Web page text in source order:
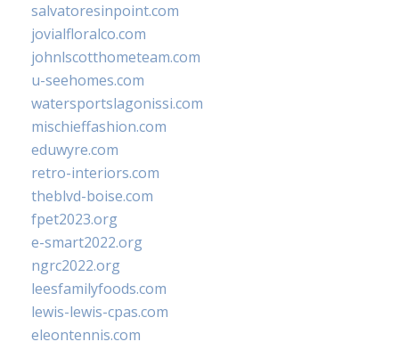
salvatoresinpoint.com
jovialfloralco.com
johnlscotthometeam.com
u-seehomes.com
watersportslagonissi.com
mischieffashion.com
eduwyre.com
retro-interiors.com
theblvd-boise.com
fpet2023.org
e-smart2022.org
ngrc2022.org
leesfamilyfoods.com
lewis-lewis-cpas.com
eleontennis.com